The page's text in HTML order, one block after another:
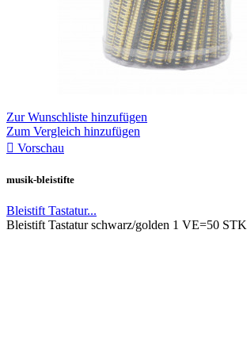
Zur Wunschliste hinzufügen
Zum Vergleich hinzufügen
 Vorschau
musik-bleistifte
Bleistift Tastatur...
Bleistift Tastatur schwarz/golden 1 VE=50 STK